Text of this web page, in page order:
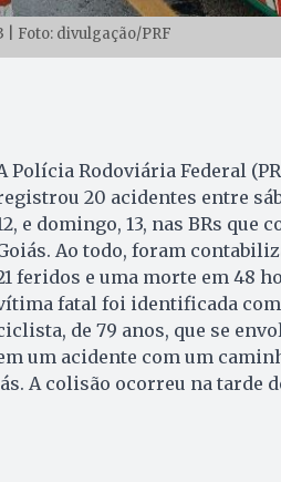
| Foto: divulgação/PRF
Polícia Rodoviária Federal
20 acidentes entre
e domingo, 13, nas BRs que
Ao todo, foram
feridos e uma morte em 48
fatal foi identificada
de 79 anos, que se
um acidente com um
A colisão ocorreu na tarde